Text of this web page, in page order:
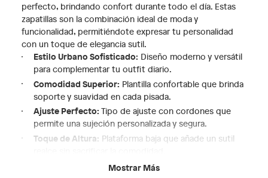
perfecto, brindando confort durante todo el día. Estas
zapatillas son la combinación ideal de moda y
funcionalidad, permitiéndote expresar tu personalidad
con un toque de elegancia sutil.
Estilo Urbano Sofisticado: Diseño moderno y versátil
para complementar tu outfit diario.
Comodidad Superior: Plantilla confortable que brinda
soporte y suavidad en cada pisada.
Ajuste Perfecto: Tipo de ajuste con cordones que
permite una sujeción personalizada y segura.
Toque de Altura: Plataforma baja que añade un sutil
PALAZZI125, un nombre que evoca
Mostrar Más